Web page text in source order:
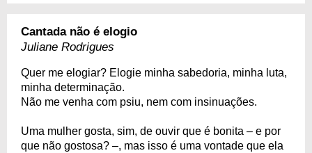
Cantada não é elogio
Juliane Rodrigues
Quer me elogiar? Elogie minha sabedoria, minha luta,
minha determinação.
Não me venha com psiu, nem com insinuações.
Uma mulher gosta, sim, de ouvir que é bonita – e por
que não gostosa? –, mas isso é uma vontade que ela